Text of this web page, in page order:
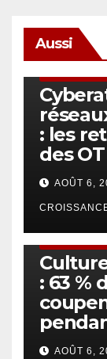
Aussi
: les
des
AOÛT 6,
: 63 %
AOÛT 6,